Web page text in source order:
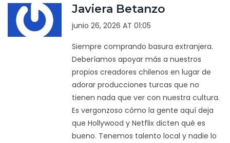
Javiera Betanzo
junio 26, 2026 AT 01:05
Siempre comprando basura extranjera.
Deberíamos apoyar más a nuestros
propios creadores chilenos en lugar de
adorar producciones turcas que no
tienen nada que ver con nuestra cultura.
Es vergonzoso cómo la gente aquí deja
que Hollywood y Netflix dicten qué es
bueno. Tenemos talento local y nadie lo